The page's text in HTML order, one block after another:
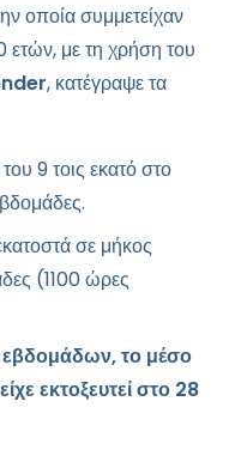
οποία συμμετείχαν
με τη χρήση του
, κατέγραψε τα
9 τοις εκατό στο
σε μήκος
(1100 ώρες
εβδομάδων, το μέσο
εκτοξευτεί στο 28